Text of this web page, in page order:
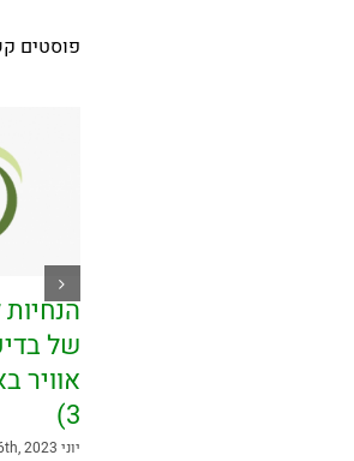
פוסטים
הנחיות
של
אוויר
3)
יוני 26th, 2023